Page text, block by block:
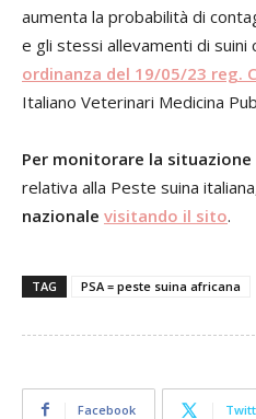
aumenta la probabilità di
e gli stessi allevamenti di suini
ordinanza del 19/05/23 reg.
Italiano Veterinari Medicina
Per monitorare la
relativa alla Peste suina
nazionale visitando il sito.
TAG PSA = peste suina africana
Facebook